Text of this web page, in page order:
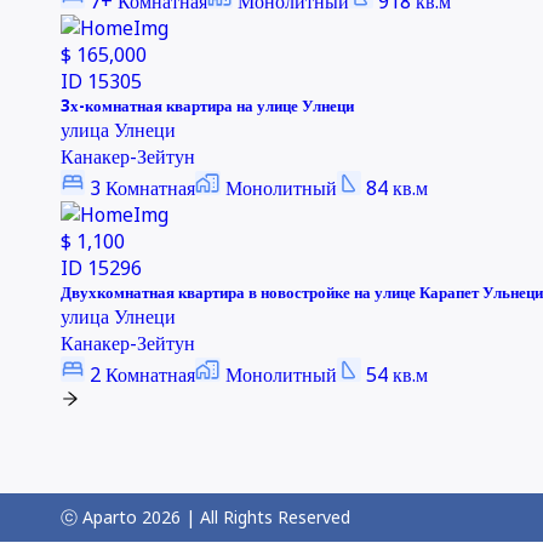
$ 165,000
ID 15305
3х-комнатная квартира на улице Улнеци
улица Улнеци
Канакер-Зейтун
3Комнатная Монолитный 84кв.м
$ 1,100
ID 15296
Двухкомнатная квартира в новостройке на улице Карапет
улица Улнеци
Канакер-Зейтун
2Комнатная Монолитный 54кв.м
ⓒ Aparto 2026 | All Rights Reserved